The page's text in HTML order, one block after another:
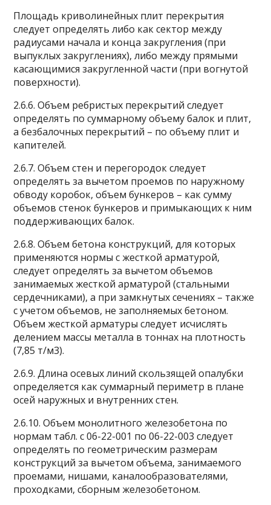
Площадь криволинейных плит перекрытия
следует определять либо как сектор между
радиусами начала и конца закругления (при
выпуклых закруглениях), либо между прямыми
касающимися закругленной части (при вогнутой
поверхности).
2.6.6. Объем ребристых перекрытий следует
определять по суммарному объему балок и плит,
а безбалочных перекрытий – по объему плит и
капителей.
2.6.7. Объем стен и перегородок следует
определять за вычетом проемов по наружному
обводу коробок, объем бункеров – как сумму
объемов стенок бункеров и примыкающих к ним
поддерживающих балок.
2.6.8. Объем бетона конструкций, для которых
применяются нормы с жесткой арматурой,
следует определять за вычетом объемов
занимаемых жесткой арматурой (стальными
сердечниками), а при замкнутых сечениях – также
с учетом объемов, не заполняемых бетоном.
Объем жесткой арматуры следует исчислять
делением массы металла в тоннах на плотность
(7,85 т/м3).
2.6.9. Длина осевых линий скользящей опалубки
определяется как суммарный периметр в плане
осей наружных и внутренних стен.
2.6.10. Объем монолитного железобетона по
нормам табл. с 06-22-001 по 06-22-003 следует
определять по геометрическим размерам
конструкций за вычетом объема, занимаемого
проемами, нишами, каналообразователями,
проходками, сборным железобетоном.